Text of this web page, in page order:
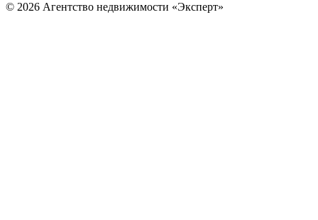
© 2026 Агентство недвижимости «Эксперт»